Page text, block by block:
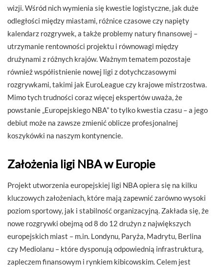
wizji. Wśród nich wymienia się kwestie logistyczne, jak duże
odległości między miastami, różnice czasowe czy napięty
kalendarz rozgrywek, a także problemy natury finansowej –
utrzymanie rentowności projektu i równowagi między
drużynami z różnych krajów. Ważnym tematem pozostaje
również współistnienie nowej ligi z dotychczasowymi
rozgrywkami, takimi jak EuroLeague czy krajowe mistrzostwa.
Mimo tych trudności coraz więcej ekspertów uważa, że
powstanie „Europejskiego NBA” to tylko kwestia czasu – a jego
debiut może na zawsze zmienić oblicze profesjonalnej
koszykówki na naszym kontynencie.
Założenia ligi NBA w Europie
Projekt utworzenia europejskiej ligi NBA opiera się na kilku
kluczowych założeniach, które mają zapewnić zarówno wysoki
poziom sportowy, jak i stabilność organizacyjną. Zakłada się, że
nowe rozgrywki obejmą od 8 do 12 drużyn z największych
europejskich miast – m.in. Londynu, Paryża, Madrytu, Berlina
czy Mediolanu – które dysponują odpowiednią infrastrukturą,
zapleczem finansowym i rynkiem kibicowskim. Celem jest